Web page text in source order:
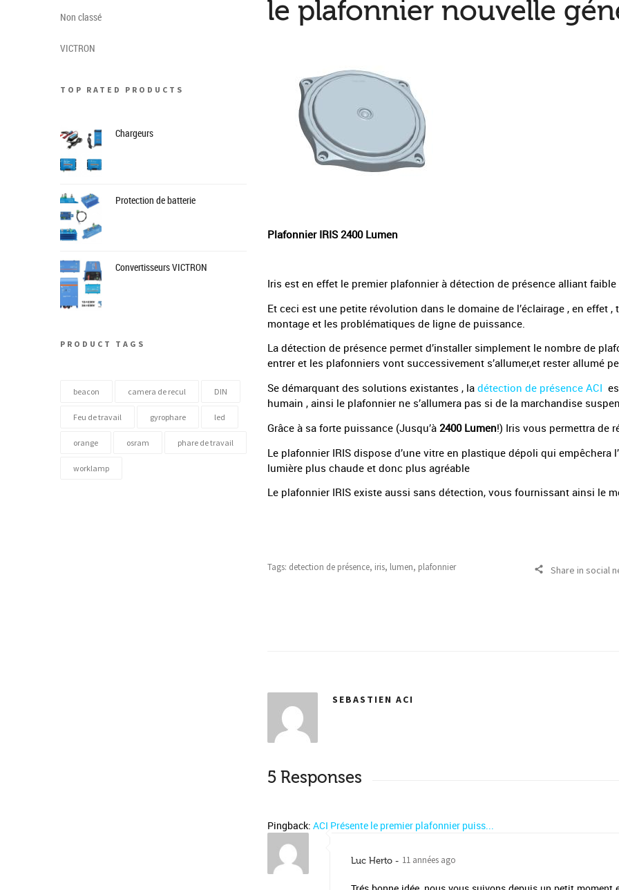
le plafonnier nouvelle
Plafonnier IRIS 2400 Lumen
Iris est en effet le premier plafonnier à détection de présence alliant
Et ceci est une petite révolution dans le domaine de l’éclairage , en effet
montage et les problématiques de ligne de puissance.
La détection de présence permet d’installer simplement le nombre de
entrer et les plafonniers vont successivement s’allumer,et rester allumé
Se démarquant des solutions existantes , la détection de présence ACI
humain , ainsi le plafonnier ne s’allumera pas si de la marchandise
Grâce à sa forte puissance (Jusqu’à 2400 Lumen!) Iris vous permettra de
Le plafonnier IRIS dispose d’une vitre en plastique dépoli qui empêchera
lumière plus chaude et donc plus agréable
Le plafonnier IRIS existe aussi sans détection, vous fournissant ainsi le
Tags: detection de présence, iris, lumen, plafonnier Share in social
SEBASTIEN ACI
5 Responses
Pingback: ACI Présente le premier plafonnier puiss...
Luc Herto 11 années ago
Non classé
VICTRON
TOP RATED PRODUCTS
Chargeurs
Protection de batterie
Convertisseurs VICTRON
PRODUCT TAGS
beacon camera de recul DIN
Feu de travail gyrophare led
orange osram phare de travail
worklamp